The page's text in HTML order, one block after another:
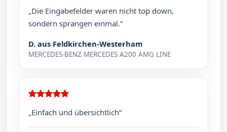
„Die Eingabefelder waren nicht top down,
sondern sprangen einmal.“
D. aus Feldkirchen-Westerham
MERCEDES-BENZ MERCEDES A200 AMG LINE
„Einfach und übersichtlich“